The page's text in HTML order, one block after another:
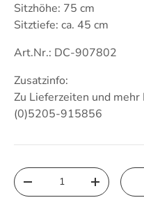
Sitzhöhe: 75 cm
Sitztiefe: ca. 45 cm
Art.Nr.: DC-907802
Zusatzinfo:
Zu Lieferzeiten und
(0)5205-915856
Anzahl
Menge verringernMenge